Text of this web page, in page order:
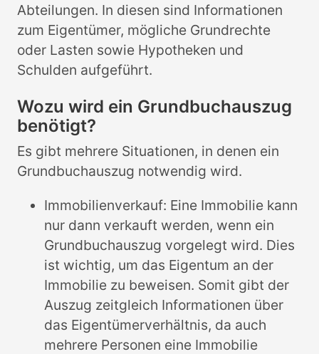
Abteilungen. In diesen sind Informationen
zum Eigentümer, mögliche Grundrechte
oder Lasten sowie Hypotheken und
Schulden aufgeführt.
Wozu wird ein Grundbuchauszug
benötigt?
Es gibt mehrere Situationen, in denen ein
Grundbuchauszug notwendig wird.
Immobilienverkauf: Eine Immobilie kann
nur dann verkauft werden, wenn ein
Grundbuchauszug vorgelegt wird. Dies
ist wichtig, um das Eigentum an der
Immobilie zu beweisen. Somit gibt der
Auszug zeitgleich Informationen über
das Eigentümerverhältnis, da auch
mehrere Personen eine Immobilie